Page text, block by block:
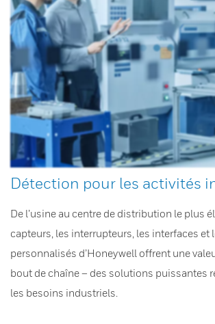
Détection pour les activités
De l’usine au centre de distribution le plus
capteurs, les interrupteurs, les interfaces et
personnalisés d’Honeywell offrent une
bout de chaîne – des solutions puissantes
les besoins industriels.